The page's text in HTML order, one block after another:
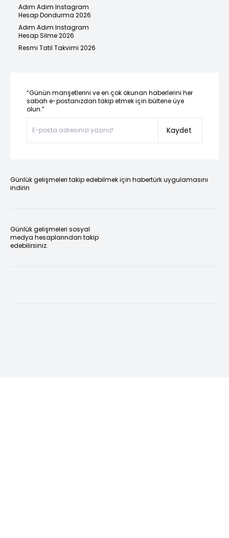
Adım Adım Instagram
Hesap Dondurma 2026
Adım Adım Instagram
Hesap Silme 2026
Resmi Tatil Takvimi 2026
“Günün manşetlerini ve en çok okunan haberlerini her
sabah e-postanızdan takip etmek için bültene üye
olun.”
Kaydet
Günlük gelişmeleri takip edebilmek için habertürk uygulamasını
indirin
Günlük gelişmeleri sosyal
medya hesaplarından takip
edebilirsiniz.